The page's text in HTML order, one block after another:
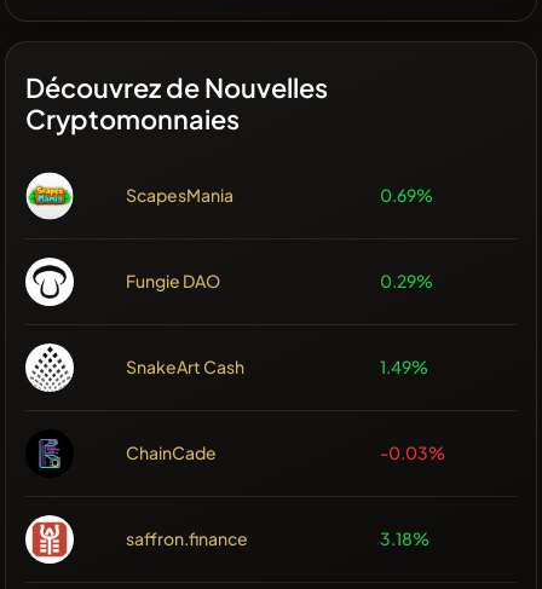
Découvrez de Nouvelles
Cryptomonnaies
ScapesMania 0.69%
Fungie DAO 0.29%
SnakeArt Cash 1.49%
ChainCade -0.03%
saffron.finance 3.18%